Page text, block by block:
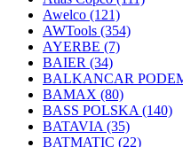
Awelco (121)
AWTools (354)
AYERBE (7)
BAIER (34)
BALKANCAR
BAMAX (80)
BASS POLSKA (140)
BATAVIA (35)
BATMATIC (22)